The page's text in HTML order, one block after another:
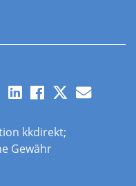
kkdirekt;
Gewähr